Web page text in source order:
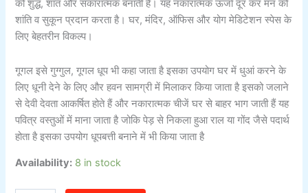
को शुद्ध, शांत और सकारात्मक बनाती है। यह नकारात्मक ऊर्जा दूर कर मन को
शांति व सुकून प्रदान करता है। घर, मंदिर, ऑफिस और योग मेडिटेशन स्पेस के
लिए बेहतरीन विकल्प।
गूगल इसे गुग्गुल, गूगल धूप भी कहा जाता है इसका उपयोग घर में धुआं करने के
लिए धूनी देने के लिए और हवन सामग्री में मिलाकर किया जाता है इसको जलाने
से देवी देवता आकर्षित होते हैं और नकारात्मक चीजें घर से बाहर भाग जाती हैं यह
पवित्र वस्तुओं में माना जाता है जोकि पेड़ से निकला हुआ राल या गोंद जैसे पदार्थ
होता है इसका उपयोग धूपबत्ती बनाने में भी किया जाता है
Availability: 8 in stock